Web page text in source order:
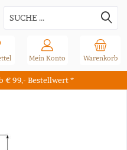
€ 99,- Bestellwert *
Warenkorb
Mein Konto